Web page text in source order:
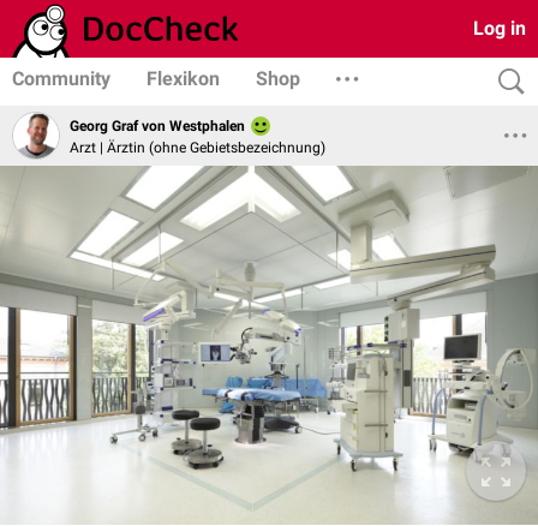
Log in
Community Flexikon Shop
Georg Graf von Westphalen
Arzt | Ärztin (ohne Gebietsbezeichnung)